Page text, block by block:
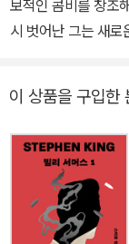
니상에도 노미네이
다. 문학의 수준을
독자들의 큰 사랑을
보적인 콤비를 창조
시 벗어난 그는 새
프롤로그를 읽은 독
리즈의 장을 여는 첫
운 콤비는 LA 경찰
한 상처로 인해 트
우며 여러 난관을
있게 그려내는 솜
이 상품을 구입한